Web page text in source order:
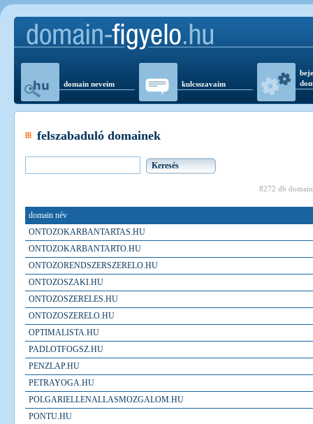
domain neveim kulcsszavaim
felszabaduló domainek
8272 db
domain név
ONTOZOKARBANTARTAS.HU
ONTOZOKARBANTARTO.HU
ONTOZORENDSZERSZERELO.HU
ONTOZOSZAKI.HU
ONTOZOSZERELES.HU
ONTOZOSZERELO.HU
OPTIMALISTA.HU
PADLOTFOGSZ.HU
PENZLAP.HU
PETRAYOGA.HU
POLGARIELLENALLASMOZGALOM.HU
PONTU.HU